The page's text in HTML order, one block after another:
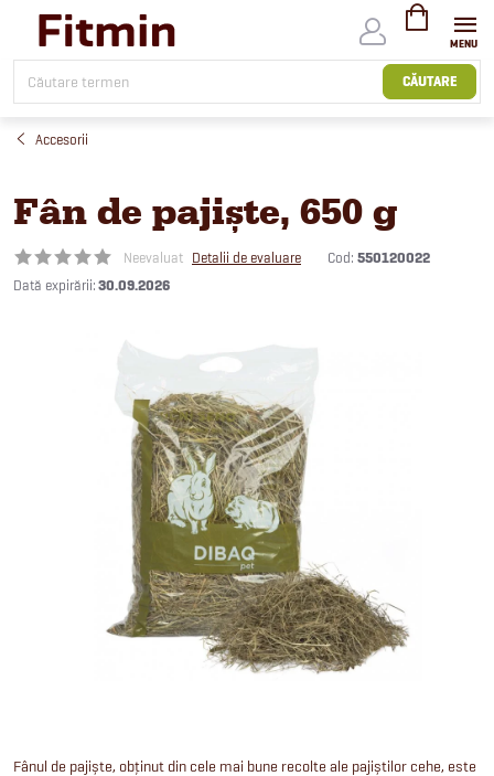
conținut
CĂUTARE
COŞ
DE
Accesorii
Fân de pajiște, 650 g
Neevaluat Detalii de evaluare Cod: 550120022
30.09.2026
Fânul de pajiște, obținut din cele mai bune recolte ale pajiștilor cehe, este